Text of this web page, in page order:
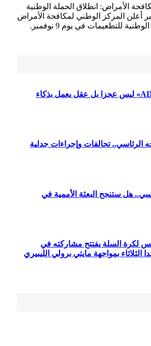
الأمراض: انطلاق الحملة الوطنية‍
9 ⁣نوفمبر أعلن المركز الوطني لمكافحة الأمراض
عن انطلاق الحملة الوطنية للتطعيمات في ​يوم 9 نوفمبر.
خالد رغدان: «ADHD» ليس عجزا بل عقل يعمل بذكاء
الرئاسي.. تحالفات وإجراءات جدلية
هل ستنجح البعثة الأممية في
لكرة السلة يفتتح مشاركته في
الثلاثاء بمواجهة مايتي برولي الليبيري